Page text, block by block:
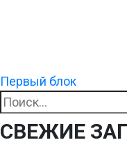
НАВИГАЦИЯ
ПО
ЗАПИСЯМ
Первый блок
Найти:
СВЕЖИЕ